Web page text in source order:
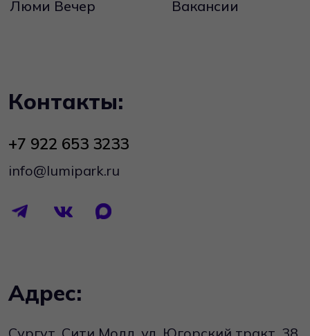
Политика конфиденциальности
Публичная оферта
Обработка персональных данных
Подписаться на обновления